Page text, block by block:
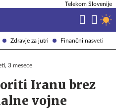
Zdravje za jutri Finančni nasveti
Telekom Slovenije
3 mesece
Iranu brez
vojne